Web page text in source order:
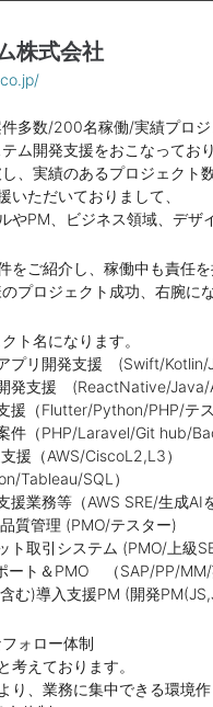
株式会社
多数/200名稼働/実績プロジ
ム開発支援をおこなって
、実績のあるプロジェクト
いただいておりまして、
やPM、ビジネス領域、デ
をご紹介し、稼働中も責任
プロジェクト成功、右腕に
ト名になります。
プリ開発支援 (Swift/Kotlin/
発支援 (ReactNative/Java/
（Flutter/Python/PHP/テス
件（PHP/Laravel/Git hub/
援（AWS/CiscoL2,L3）
Tableau/SQL）
業務等（AWS SRE/生成AI
質管理 (PMO/テスター)
取引システム (PMO/上級
ト＆PMO （SAP/PP/MM/
む)導入支援PM (開発
ォロー体制
考えております。
り、業務に集中できる環境作